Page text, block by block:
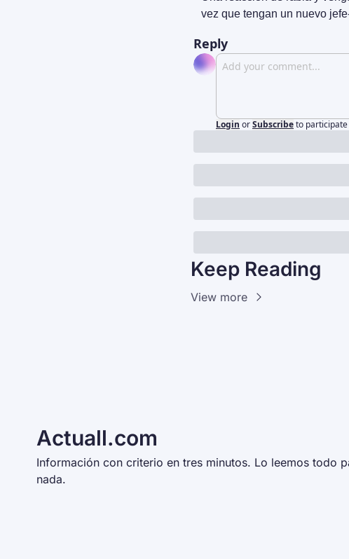
vez que tengan un nuevo
Reply
Login orSubscribeto participate
Keep Reading
View more
Actuall.com
Información con criterio en tres minutos. Lo leemos todo
nada.